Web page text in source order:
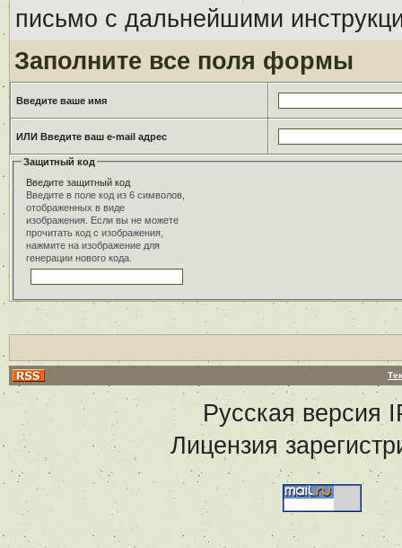
письмо с дальнейшими
Заполните все поля формы
Введите ваше имя
ИЛИ Введите ваш e-mail адрес
Защитный код
Введите защитный код
Введите в поле код из 6 символов,
отображенных в виде
изображения. Если вы не можете
прочитать код с изображения,
нажмите на изображение для
генерации нового кода.
Русская версия
Лицензия